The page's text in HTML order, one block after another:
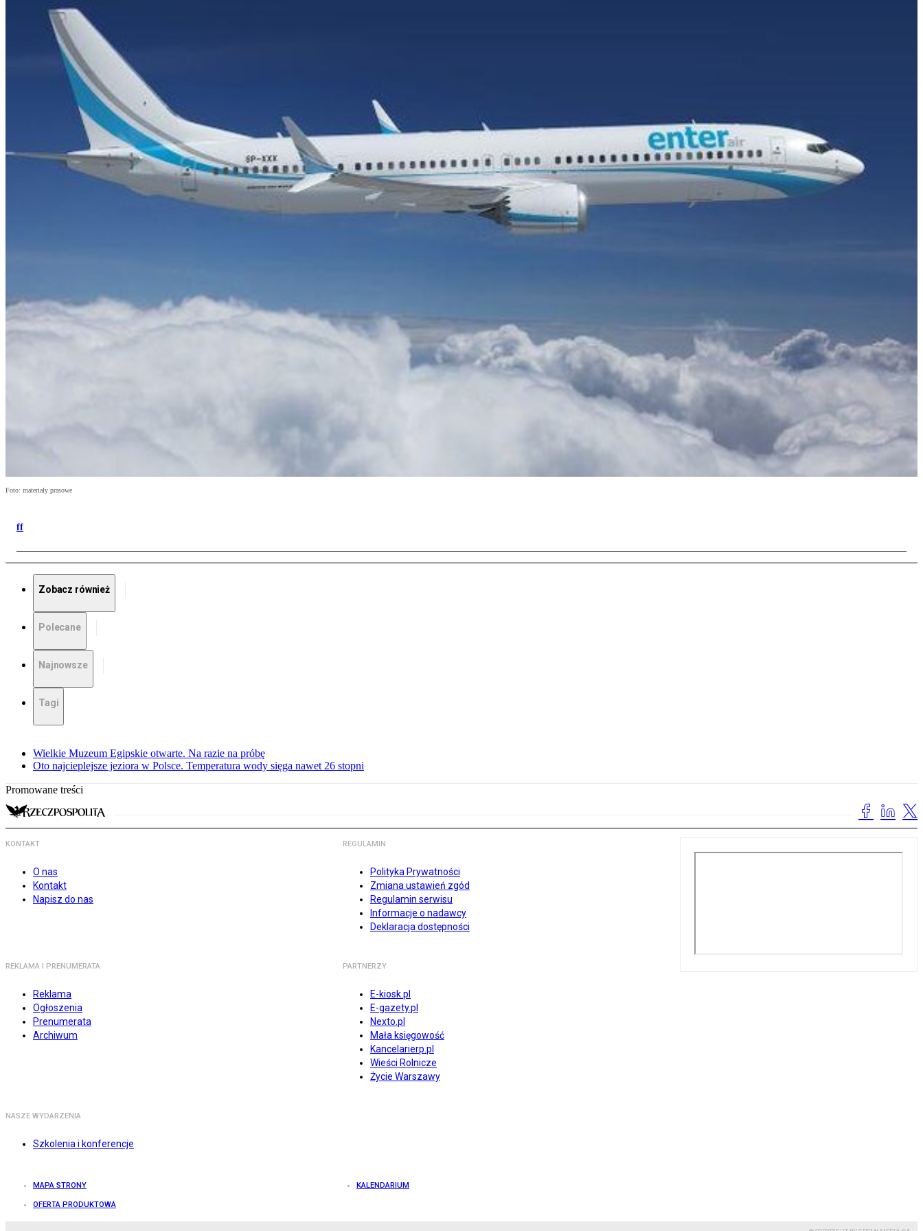
Foto: materiały prasowe
ff
Zobacz również
Polecane
Najnowsze
Tagi
Wielkie Muzeum Egipskie otwarte. Na razie na próbę
Oto najcieplejsze jeziora w Polsce. Temperatura wody sięga nawet 26 stopni
Promowane treści
KONTAKT
O nas
Kontakt
Napisz do nas
REGULAMIN
Polityka Prywatności
Zmiana ustawień zgód
Regulamin serwisu
Informacje o nadawcy
Deklaracja dostępności
REKLAMA I PRENUMERATA
Reklama
Ogłoszenia
Prenumerata
Archiwum
PARTNERZY
E-kiosk.pl
E-gazety.pl
Nexto.pl
Mała księgowość
Kancelarierp.pl
Wieści Rolnicze
Życie Warszawy
NASZE WYDARZENIA
Szkolenia i konferencje
MAPA STRONY KALENDARIUM
OFERTA PRODUKTOWA